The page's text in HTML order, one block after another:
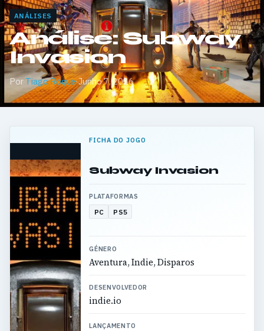
ANÁLISES
Análise: Subway
Invasion
Por Tiago Roque·Junho 7, 2026
FICHA DO JOGO
Subway Invasion
PLATAFORMAS
PC PS5
GÉNERO
Aventura, Indie, Disparos
DESENVOLVEDOR
indie.io
LANÇAMENTO